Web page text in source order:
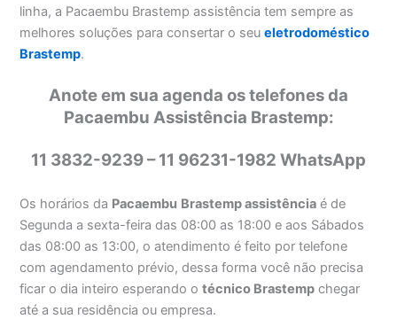
linha, a Pacaembu Brastemp assistência tem sempre as
melhores soluções para consertar o seueletrodoméstico
Brastemp.
Anote em sua agenda os telefones da
Pacaembu Assistência Brastemp:
11 3832-9239 – 11 96231-1982 WhatsApp
Os horários da Pacaembu Brastemp assistência é de
Segunda a sexta-feira das 08:00 as 18:00 e aos Sábados
das 08:00 as 13:00, o atendimento é feito por telefone
com agendamento prévio, dessa forma você não precisa
ficar o dia inteiro esperando otécnico Brastemp chegar
até a sua residência ou empresa.